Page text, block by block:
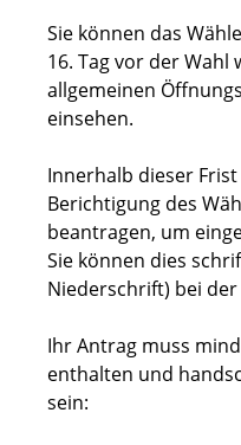
Sie können das
16. Tag vor der
allgemeinen
einsehen.
Innerhalb dieser
Berichtigung des
beantragen, um
Sie können dies
Niederschrift) bei
Ihr Antrag muss
enthalten und
sein: